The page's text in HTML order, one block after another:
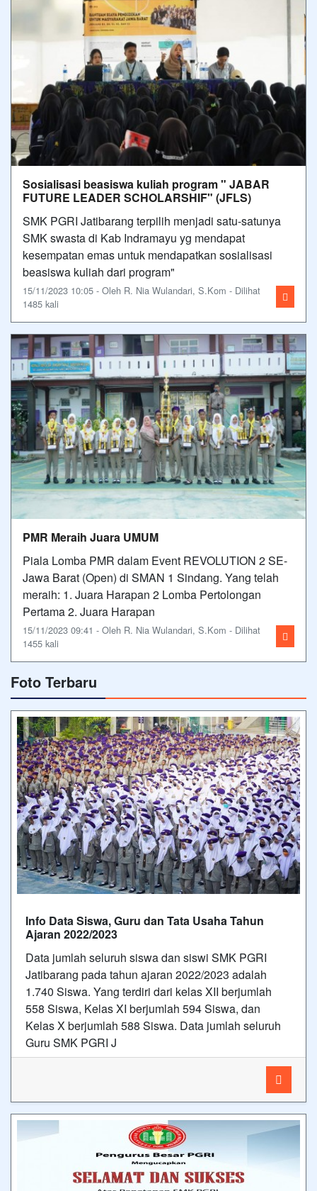
Sosialisasi beasiswa kuliah program " JABAR
FUTURE LEADER SCHOLARSHIF" (JFLS)
SMK PGRI Jatibarang terpilih menjadi satu-satunya
SMK swasta di Kab Indramayu yg mendapat
kesempatan emas untuk mendapatkan sosialisasi
beasiswa kuliah dari program"
15/11/2023 10:05 - Oleh R. Nia Wulandari, S.Kom - Dilihat
1485 kali
PMR Meraih Juara UMUM
Piala Lomba PMR dalam Event REVOLUTION 2 SE-
Jawa Barat (Open) di SMAN 1 Sindang. Yang telah
meraih: 1. Juara Harapan 2 Lomba Pertolongan
Pertama 2. Juara Harapan
15/11/2023 09:41 - Oleh R. Nia Wulandari, S.Kom - Dilihat
1455 kali
Foto Terbaru
Info Data Siswa, Guru dan Tata Usaha Tahun
Ajaran 2022/2023
Data jumlah seluruh siswa dan siswi SMK PGRI
Jatibarang pada tahun ajaran 2022/2023 adalah
1.740 Siswa. Yang terdiri dari kelas XII berjumlah
558 Siswa, Kelas XI berjumlah 594 Siswa, dan
Kelas X berjumlah 588 Siswa. Data jumlah seluruh
Guru SMK PGRI J